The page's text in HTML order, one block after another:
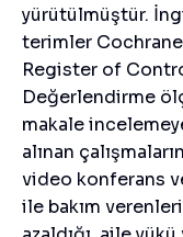
yürütülmüştür.
terimler
Register of
Değerlendirme
makale
alınan
video konferans
ile bakım